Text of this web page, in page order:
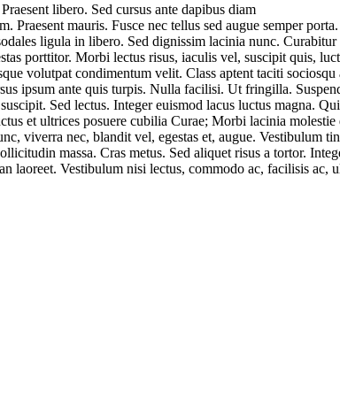
libero. Sed cursus ante dapibus diam
mauris. Fusce nec tellus sed augue semper
ligula in libero. Sed dignissim lacinia nunc.
porttitor. Morbi lectus risus, iaculis vel, suscipit quis,
volutpat condimentum velit. Class aptent taciti
ipsum ante quis turpis. Nulla facilisi. Ut fringilla.
Sed lectus. Integer euismod lacus luctus magna.
et ultrices posuere cubilia Curae; Morbi lacinia
viverra nec, blandit vel, egestas et, augue. Vestibulum
massa. Cras metus. Sed aliquet risus a tortor.
laoreet. Vestibulum nisi lectus, commodo ac, facilisis